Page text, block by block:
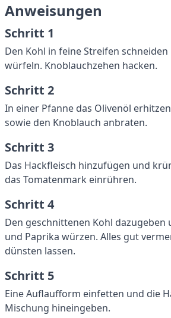
Anweisungen
Schritt 1
Den Kohl in feine Streifen
würfeln. Knoblauchzehen hacken.
Schritt 2
In einer Pfanne das Olivenöl
sowie den Knoblauch anbraten.
Schritt 3
Das Hackfleisch hinzufügen und
das Tomatenmark einrühren.
Schritt 4
Den geschnittenen Kohl dazugeben
und Paprika würzen. Alles gut
dünsten lassen.
Schritt 5
Eine Auflaufform einfetten und die
Mischung hineingeben.